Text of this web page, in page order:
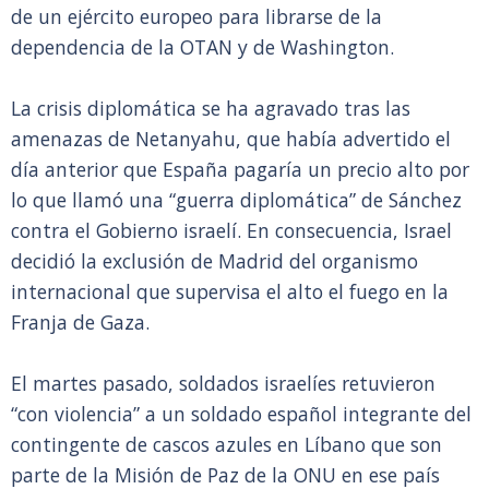
de un ejército europeo para librarse de la
dependencia de la OTAN y de Washington.
La crisis diplomática se ha agravado tras las
amenazas de Netanyahu, que había advertido el
día anterior que España pagaría un precio alto por
lo que llamó una “guerra diplomática” de Sánchez
contra el Gobierno israelí. En consecuencia, Israel
decidió la exclusión de Madrid del organismo
internacional que supervisa el alto el fuego en la
Franja de Gaza.
El martes pasado, soldados israelíes retuvieron
“con violencia” a un soldado español integrante del
contingente de cascos azules en Líbano que son
parte de la Misión de Paz de la ONU en ese país